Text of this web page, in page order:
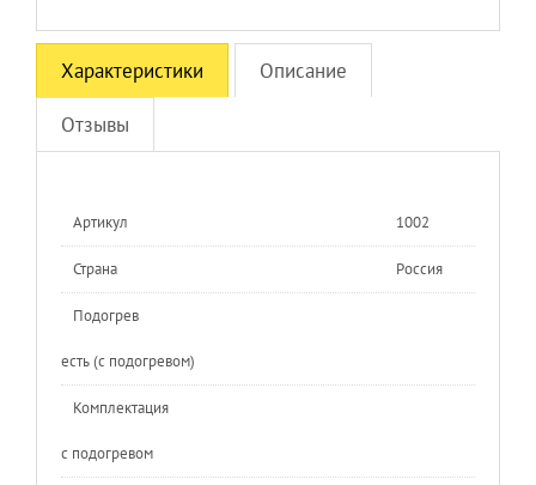
Характеристики Описание
Отзывы
Артикул 1002
Страна Россия
Подогрев
есть (с подогревом)
Комплектация
с подогревом